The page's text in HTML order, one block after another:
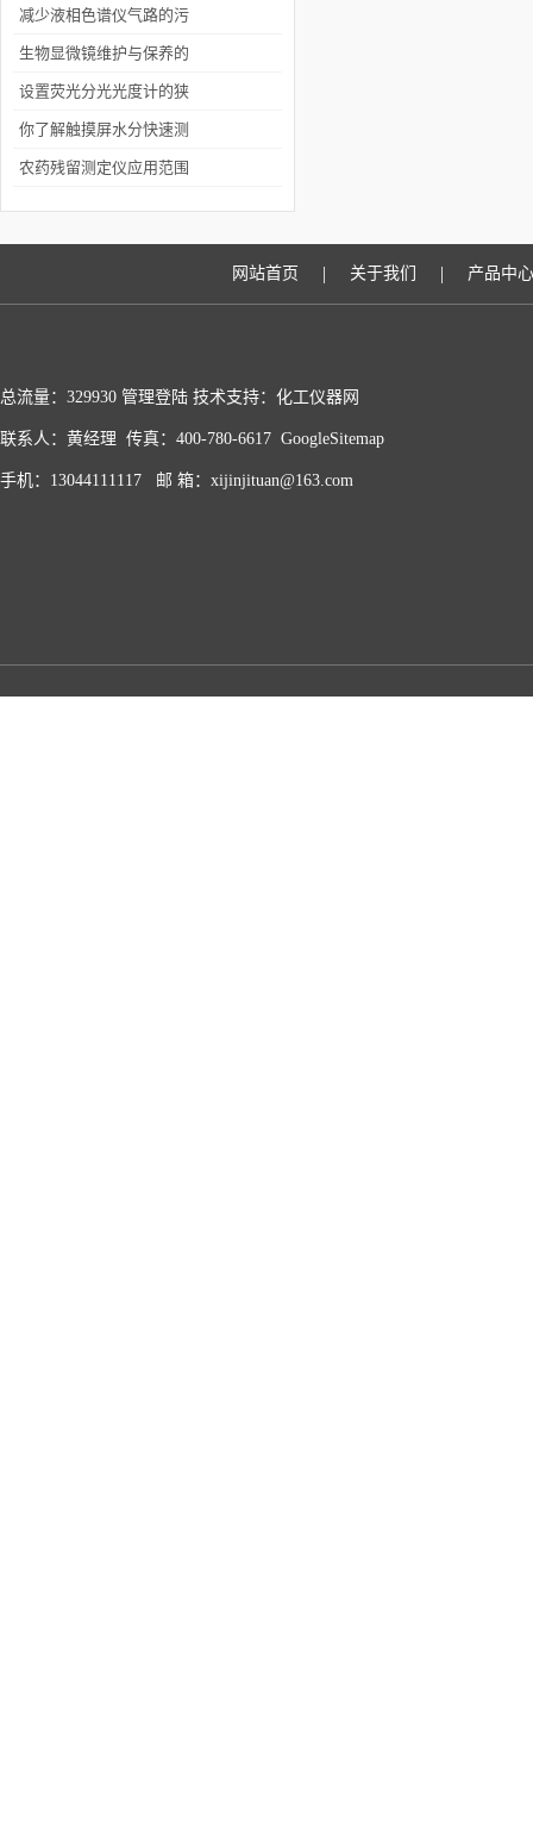
要性
减少液相色谱仪气路的污
染有哪些措施
生物显微镜维护与保养的
基本要求
设置荧光分光光度计的狭
缝要注意哪些事项
你了解触摸屏水分快速测
定仪吗？
农药残留测定仪应用范围
网站首页 | 关于我们 | 产品中心
总流量：329930 管理登陆 技术支持：化工仪器网
联系人：黄经理 传真：400-780-6617 GoogleSitemap
手机：13044111117 邮 箱：xijinjituan@163.com